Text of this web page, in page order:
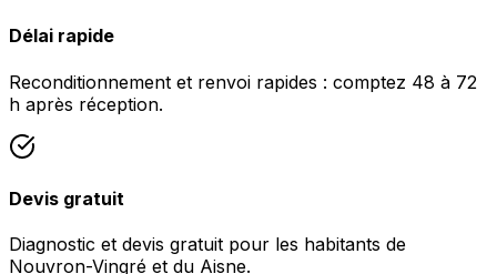
Délai rapide
Reconditionnement et renvoi rapides : comptez 48 à 72
h après réception.
Devis gratuit
Diagnostic et devis gratuit pour les habitants de
Nouvron-Vingré et du Aisne.